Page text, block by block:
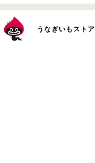
うなぎいもスト